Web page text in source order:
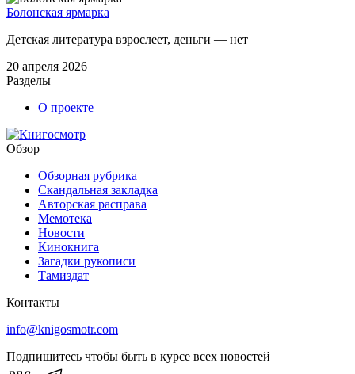
Болонская ярмарка
Детская литература взрослеет, деньги — нет
20 апреля 2026
Разделы
О проекте
Обзор
Обзорная рубрика
Скандальная закладка
Авторская расправа
Мемотека
Новости
Кинокнига
Загадки рукописи
Тамиздат
Контакты
info@knigosmotr.com
Подпишитесь чтобы быть в курсе всех новостей